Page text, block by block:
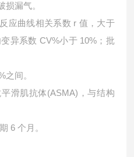
损漏气。
应曲线相关系数 r 值，大于
异系数 CV%小于 10%；批
之间。
滑肌抗体(ASMA)，与结构
6 个月。